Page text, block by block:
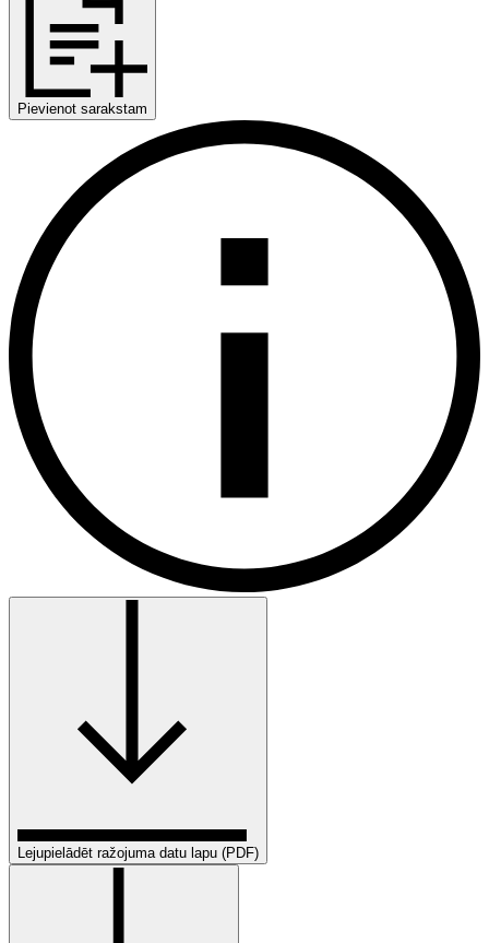
Pievienot sarakstam
Lejupielādēt ražojuma datu lapu (PDF)